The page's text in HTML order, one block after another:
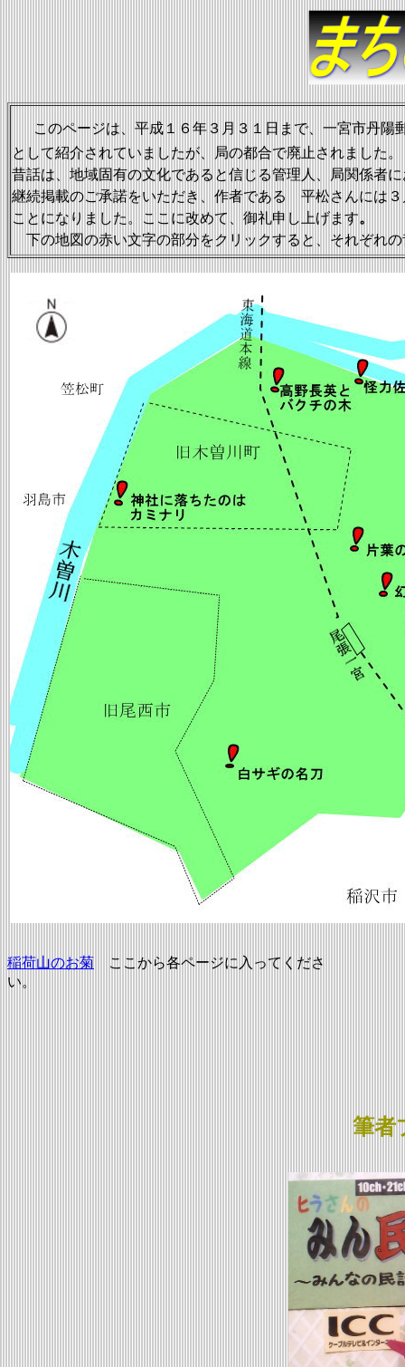
このページは、平成１６年３月３１日まで、一宮市丹陽
として紹介されていましたが、局の都合で廃止されました。
昔話は、地域固有の文化であると信じる管理人、局関係者
継続掲載のご承諾をいただき、作者である 平松さんには
ことになりました。ここに改めて、御礼申し上げます。
下の地図の赤い文字の部分をクリックすると、それぞれ
稲荷山のお菊 ここから各ページに入ってくださ
筆者